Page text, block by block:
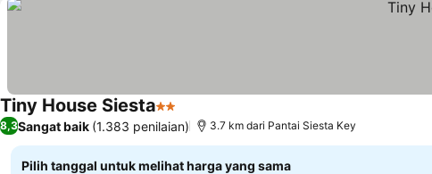
Tiny House Siesta2 Bintang
8,3Sangat baik (1.383 penilaian) 3.7 km dari Pantai Siesta Key
Pilih tanggal untuk melihat harga yang sama